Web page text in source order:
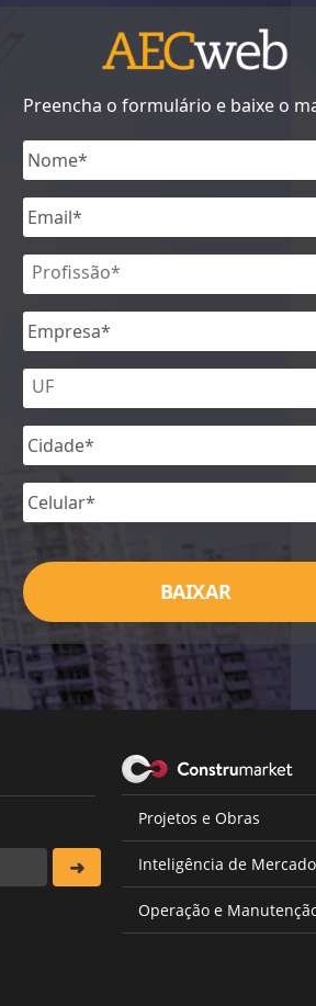
Preencha o formulário e baixe o
BAIXAR
Projetos e Obras
Inteligência de Mercado
Operação e